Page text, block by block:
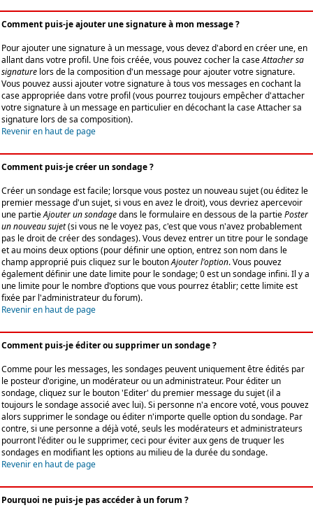
Comment puis-je ajouter une signature à mon message ?
Pour ajouter une signature à un message, vous devez d'abord en créer une, en
allant dans votre profil. Une fois créée, vous pouvez cocher la caseAttacher sa
signature lors de la composition d'un message pour ajouter votre signature.
Vous pouvez aussi ajouter votre signature à tous vos messages en cochant la
case appropriée dans votre profil (vous pourrez toujours empêcher d'attacher
votre signature à un message en particulier en décochant la case Attacher sa
signature lors de sa composition).
Revenir en haut de page
Comment puis-je créer un sondage ?
Créer un sondage est facile; lorsque vous postez un nouveau sujet (ou éditez le
premier message d'un sujet, si vous en avez le droit), vous devriez apercevoir
une partieAjouter un sondagedans le formulaire en dessous de la partiePoster
un nouveau sujet(si vous ne le voyez pas, c'est que vous n'avez probablement
pas le droit de créer des sondages). Vous devez entrer un titre pour le sondage
et au moins deux options (pour définir une option, entrez son nom dans le
champ approprié puis cliquez sur le boutonAjouter l'option. Vous pouvez
également définir une date limite pour le sondage; 0 est un sondage infini. Il y a
une limite pour le nombre d'options que vous pourrez établir; cette limite est
fixée par l'administrateur du forum).
Revenir en haut de page
Comment puis-je éditer ou supprimer un sondage ?
Comme pour les messages, les sondages peuvent uniquement être édités par
le posteur d'origine, un modérateur ou un administrateur. Pour éditer un
sondage, cliquez sur le bouton 'Editer' du premier message du sujet (il a
toujours le sondage associé avec lui). Si personne n'a encore voté, vous pouvez
alors supprimer le sondage ou éditer n'importe quelle option du sondage. Par
contre, si une personne a déjà voté, seuls les modérateurs et administrateurs
pourront l'éditer ou le supprimer, ceci pour éviter aux gens de truquer les
sondages en modifiant les options au milieu de la durée du sondage.
Revenir en haut de page
Pourquoi ne puis-je pas accéder à un forum ?